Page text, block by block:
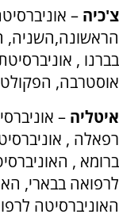
צ'כיה –
הראשונה,השניה,
בברנו ,
אוסטרבה,
איטליה –
רפאלה ,
ברומא ,
לרפואה בבארי,
האוניברסיטה